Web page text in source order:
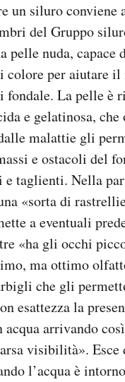
un siluro conviene
del Gruppo
pelle nuda, capace
colore per aiutare
La pelle è
e gelatinosa, che
malattie gli
e ostacoli del
taglienti. Nella
«sorta di
a eventuali
«ha gli occhi
ma ottimo
che gli
esattezza la
arrivando
visibilità». Esce
l’acqua è